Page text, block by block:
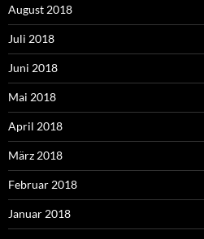
August 2018
Juli 2018
Juni 2018
Mai 2018
April 2018
März 2018
Februar 2018
Januar 2018